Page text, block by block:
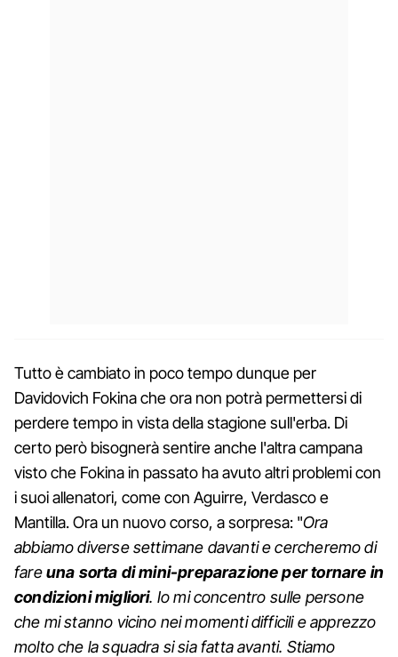
Tutto è cambiato in poco tempo dunque per
Davidovich Fokina che ora non potrà permettersi di
perdere tempo in vista della stagione sull'erba. Di
certo però bisognerà sentire anche l'altra campana
visto che Fokina in passato ha avuto altri problemi con
i suoi allenatori, come con Aguirre, Verdasco e
Mantilla. Ora un nuovo corso, a sorpresa: "Ora
abbiamo diverse settimane davanti e cercheremo di
fareuna sorta di mini-preparazione per tornare in
condizioni migliori. Io mi concentro sulle persone
che mi stanno vicino nei momenti difficili e apprezzo
molto che la squadra si sia fatta avanti. Stiamo